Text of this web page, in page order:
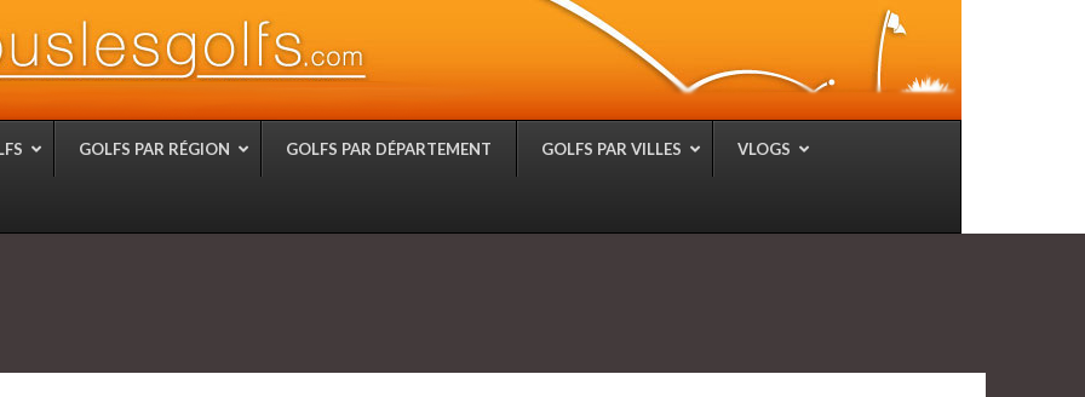
GOLFS PAR RÉGION GOLFS PAR DÉPARTEMENT GOLFS PAR VILLES VLOGS